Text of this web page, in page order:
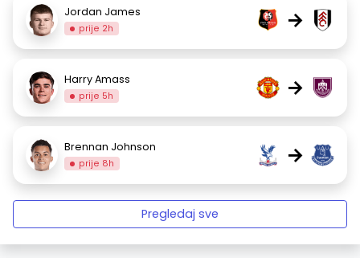
Jordan James
prije 2h →
Harry Amass
prije 5h →
Brennan Johnson
prije 8h →
Pregledaj sve